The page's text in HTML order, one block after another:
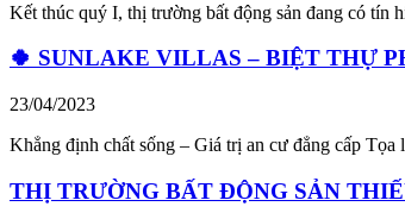
Kết thúc quý I, thị trường bất động sản đang có tín
🍀 SUNLAKE VILLAS – BIỆT THỰ
23/04/2023
Khẳng định chất sống – Giá trị an cư đẳng cấp
THỊ TRƯỜNG BẤT ĐỘNG SẢN